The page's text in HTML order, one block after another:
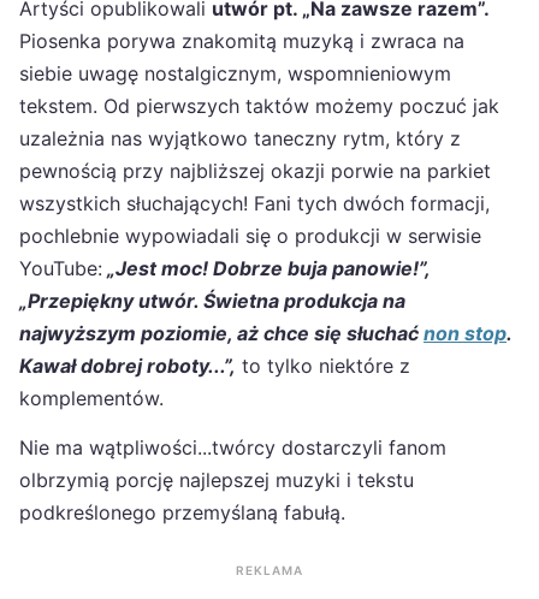
Artyści opublikowali utwór pt. „Na zawsze razem”.
Piosenka porywa znakomitą muzyką i zwraca na
siebie uwagę nostalgicznym, wspomnieniowym
tekstem. Od pierwszych taktów możemy poczuć jak
uzależnia nas wyjątkowo taneczny rytm, który z
pewnością przy najbliższej okazji porwie na parkiet
wszystkich słuchających! Fani tych dwóch formacji,
pochlebnie wypowiadali się o produkcji w serwisie
YouTube: „Jest moc! Dobrze buja panowie!”,
„Przepiękny utwór. Świetna produkcja na
najwyższym poziomie, aż chce się słuchać non stop.
Kawał dobrej roboty...”, to tylko niektóre z
komplementów.
Nie ma wątpliwości...twórcy dostarczyli fanom
olbrzymią porcję najlepszej muzyki i tekstu
podkreślonego przemyślaną fabułą.
REKLAMA